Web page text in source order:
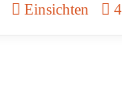
Einsichten 4